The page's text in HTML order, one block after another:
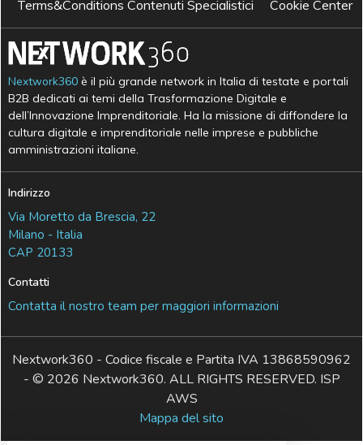
Terms&Conditions Contenuti Specialistici
Cookie Center
Nextwork360 è il più grande network in Italia di testate e portali
B2B dedicati ai temi della Trasformazione Digitale e
dell’Innovazione Imprenditoriale. Ha la missione di diffondere la
cultura digitale e imprenditoriale nelle imprese e pubbliche
amministrazioni italiane.
Indirizzo
Via Moretto da Brescia, 22
Milano - Italia
CAP 20133
Contatti
Contatta il nostro team per maggiori informazioni
Nextwork360 - Codice fiscale e Partita IVA 13868590962
- © 2026 Nextwork360. ALL RIGHTS RESERVED. ISP
AWS
Mappa del sito